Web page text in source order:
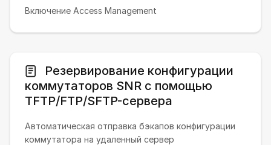
Включение Access Management
Резервирование конфигурации
коммутаторов SNR с помощью
TFTP/FTP/SFTP-сервера
Автоматическая отправка бэкапов конфигурации
коммутатора на удаленный сервер